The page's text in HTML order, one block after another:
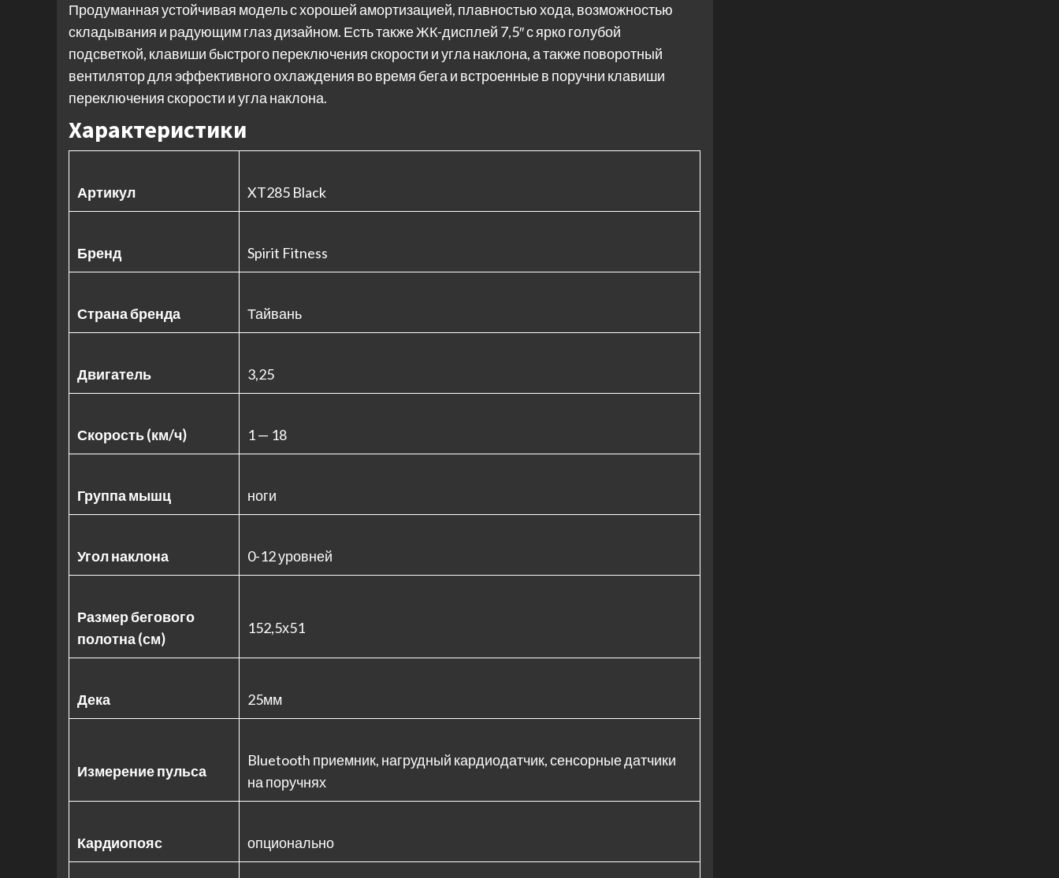
Продуманная устойчивая модель с хорошей амортизацией, плавностью хода, возможностью
складывания и радующим глаз дизайном. Есть также ЖК-дисплей 7,5″ с ярко голубой
подсветкой, клавиши быстрого переключения скорости и угла наклона, а также поворотный
вентилятор для эффективного охлаждения во время бега и встроенные в поручни клавиши
переключения скорости и угла наклона.
Характеристики
Артикул XT285 Black
Бренд Spirit Fitness
Страна бренда Тайвань
Двигатель 3,25
Скорость (км/ч) 1 — 18
Группа мышц ноги
Угол наклона 0-12 уровней
Размер бегового
полотна (см)
152,5х51
Дека 25мм
Измерение пульса
Bluetooth приемник, нагрудный кардиодатчик, сенсорные датчики
на поручнях
Кардиопояс опционально